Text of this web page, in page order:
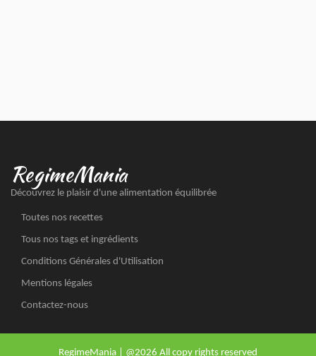
RegimeMania
Découvrez le plaisir d'une alimentation équilibrée
Toutes nos recettes
Tous nos tags et ingrédients
Conditions Générales d'Utilisation
Mentions légales
Contactez-nous
RegimeMania | @2026 All copy rights reserved